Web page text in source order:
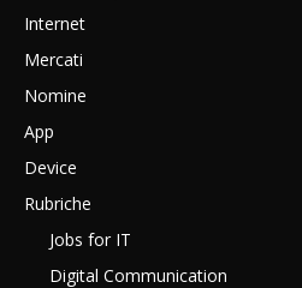
Internet
Mercati
Nomine
App
Device
Rubriche
Jobs for IT
Digital Communication